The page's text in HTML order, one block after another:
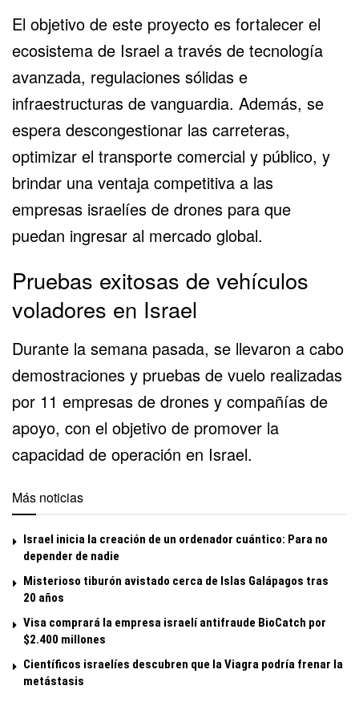
El objetivo de este proyecto es fortalecer el
ecosistema de Israel a través de tecnología
avanzada, regulaciones sólidas e
infraestructuras de vanguardia. Además, se
espera descongestionar las carreteras,
optimizar el transporte comercial y público, y
brindar una ventaja competitiva a las
empresas israelíes de drones para que
puedan ingresar al mercado global.
Pruebas exitosas de vehículos
voladores en Israel
Durante la semana pasada, se llevaron a cabo
demostraciones y pruebas de vuelo realizadas
por 11 empresas de drones y compañías de
apoyo, con el objetivo de promover la
capacidad de operación en Israel.
Más noticias
Israel inicia la creación de un ordenador cuántico: Para no
depender de nadie
Misterioso tiburón avistado cerca de Islas Galápagos tras
20 años
Visa comprará la empresa israelí antifraude BioCatch por
$2.400 millones
Científicos israelíes descubren que la Viagra podría frenar la
metástasis